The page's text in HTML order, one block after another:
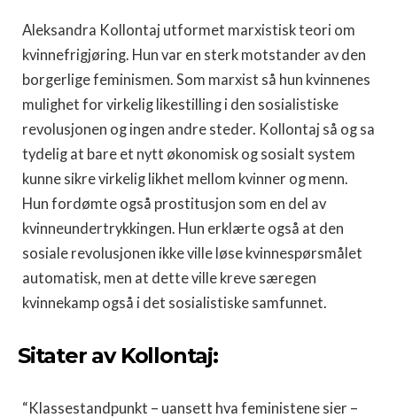
Aleksandra Kollontaj utformet marxistisk teori om
kvinnefrigjøring. Hun var en sterk motstander av den
borgerlige feminismen. Som marxist så hun kvinnenes
mulighet for virkelig likestilling i den sosialistiske
revolusjonen og ingen andre steder. Kollontaj så og sa
tydelig at bare et nytt økonomisk og sosialt system
kunne sikre virkelig likhet mellom kvinner og menn.
Hun fordømte også prostitusjon som en del av
kvinneundertrykkingen. Hun erklærte også at den
sosiale revolusjonen ikke ville løse kvinnespørsmålet
automatisk, men at dette ville kreve særegen
kvinnekamp også i det sosialistiske samfunnet.
Sitater av Kollontaj:
“Klassestandpunkt – uansett hva feministene sier –